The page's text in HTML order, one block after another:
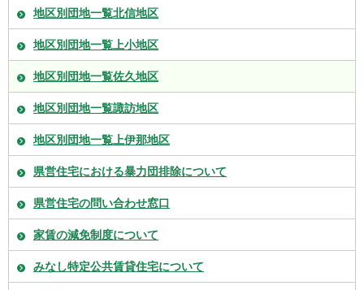
地区別団地一覧北信地区
地区別団地一覧上小地区
地区別団地一覧佐久地区
地区別団地一覧諏訪地区
地区別団地一覧上伊那地区
県営住宅における暴力団排除について
県営住宅の問い合わせ窓口
家賃の減免制度について
みなし特定公共賃貸住宅について